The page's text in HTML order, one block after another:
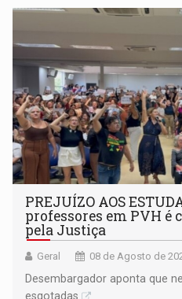
PREJUÍZO AOS
professores em PVH é
pela Justiça
Geral 08 de Agosto de
Desembargador aponta que
esgotadas